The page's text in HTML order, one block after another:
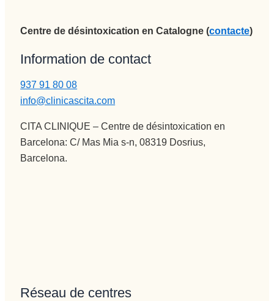
Centre de désintoxication en Catalogne (contacte)
Information de contact
937 91 80 08
info@clinicascita.com
CITA CLINIQUE – Centre de désintoxication en
Barcelona: C/ Mas Mia s-n, 08319 Dosrius,
Barcelona.
Réseau de centres